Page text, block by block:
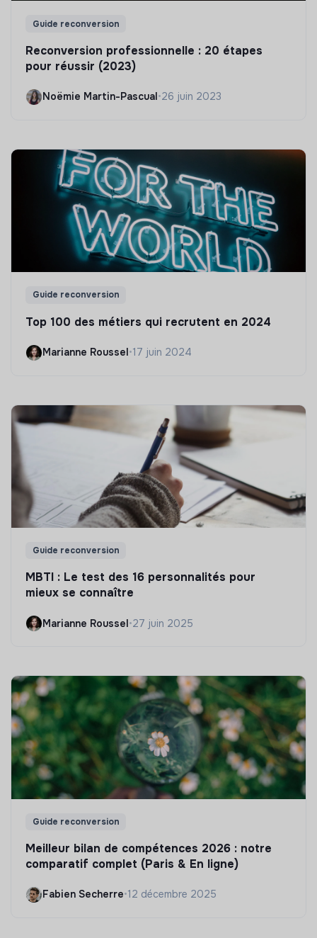
Guide reconversion
Reconversion professionnelle : 20 étapes
pour réussir (2023)
Noëmie Martin-Pascual •26 juin 2023
Guide reconversion
Top 100 des métiers qui recrutent en 2024
Marianne Roussel•17 juin 2024
Guide reconversion
MBTI : Le test des 16 personnalités pour
mieux se connaître
Marianne Roussel•27 juin 2025
Guide reconversion
Meilleur bilan de compétences 2026 : notre
comparatif complet (Paris & En ligne)
Fabien Secherre•12 décembre 2025